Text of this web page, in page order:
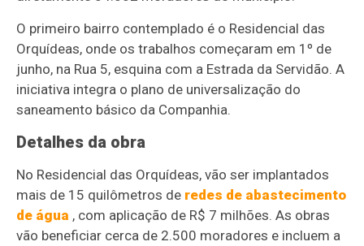
O primeiro bairro contemplado é o Residencial das
Orquídeas, onde os trabalhos começaram em 1º de
junho, na Rua 5, esquina com a Estrada da Servidão. A
iniciativa integra o plano de universalização do
saneamento básico da Companhia.
Detalhes da obra
No Residencial das Orquídeas, vão ser implantados
mais de 15 quilômetros de redes de abastecimento
de água , com aplicação de R$ 7 milhões. As obras
vão beneficiar cerca de 2.500 moradores e incluem a